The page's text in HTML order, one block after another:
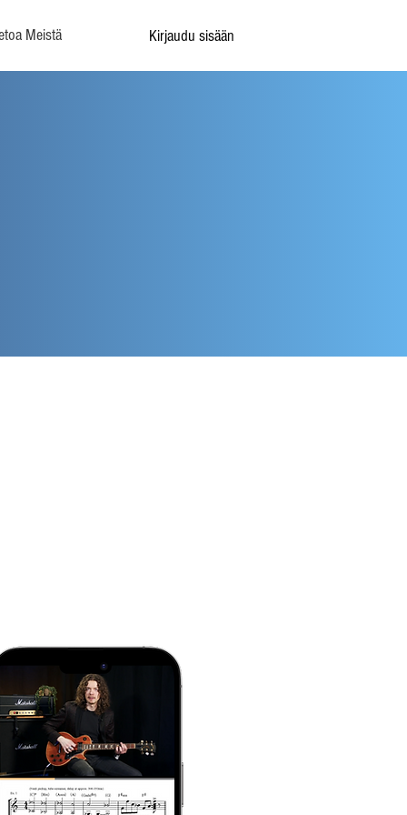
Meistä Kirjaudu sisään